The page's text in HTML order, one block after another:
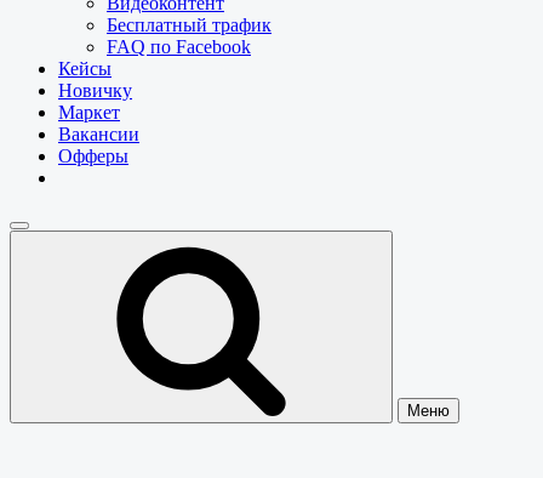
Бесплатный трафик
FAQ по Facebook
Кейсы
Новичку
Маркет
Вакансии
Офферы
Меню